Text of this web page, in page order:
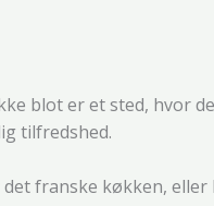
blot er et sted, hvor
tilfredshed.
franske køkken,